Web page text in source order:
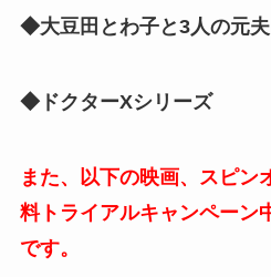
◆大豆田とわ子と3人の元夫
◆ドクターXシリーズ
また、以下の映画、スピン
料トライアルキャンペーン
です。